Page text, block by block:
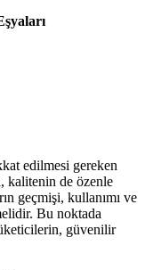
edilmesi gereken
kalitenin de özenle
geçmişi, kullanımı ve
Bu noktada
güvenilir